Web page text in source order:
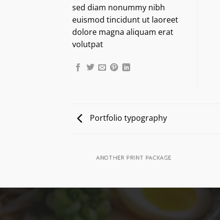
sed diam nonummy nibh
euismod tincidunt ut laoreet
dolore magna aliquam erat
volutpat
Portfolio typography
ANOTHER PRINT PACKAGE